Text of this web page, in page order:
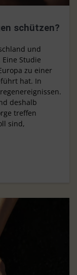
schützen?
und
Studie
zu einer
hat. In
deshalb
treffen
sind,